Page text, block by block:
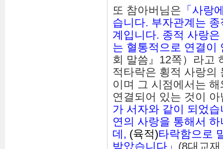
또 참아버님은 「사랑
습니다. 부자관계는
계입니다. 종적 사랑
는 혈통적으로 연결이
회 말씀』12쪽）라고
적타락은 횡적 사랑의
이며 그 시점에서는
연결되어 있는 것이
가 서자와 같이 되었
연의 사랑을 통해서
데, (육적)타락함으로
받았습니다」 (8대교